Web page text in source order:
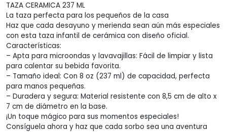
TAZA CERAMICA 237 ML
La taza perfecta para los pequeños de la casa
Haz que cada desayuno y merienda sean aún más especiales
con esta taza infantil de cerámica con diseño oficial.
Características:
– Apta para microondas y lavavajillas: Fácil de limpiar y lista
para calentar su bebida favorita.
– Tamaño ideal: Con 8 oz (237 ml) de capacidad, perfecta
para manos pequeñas.
– Duradera y segura: Material resistente con 8,5 cm de alto x
7 cm de diámetro en la base.
¡Un toque mágico para sus momentos especiales!
Consíguela ahora y haz que cada sorbo sea una aventura